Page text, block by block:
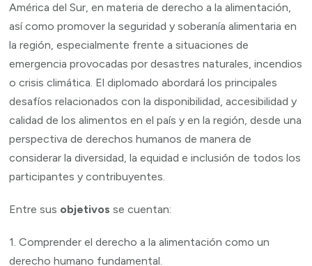
América del Sur, en materia de derecho a la alimentación,
así como promover la seguridad y soberanía alimentaria en
la región, especialmente frente a situaciones de
emergencia provocadas por desastres naturales, incendios
o crisis climática. El diplomado abordará los principales
desafíos relacionados con la disponibilidad, accesibilidad y
calidad de los alimentos en el país y en la región, desde una
perspectiva de derechos humanos de manera de
considerar la diversidad, la equidad e inclusión de todos los
participantes y contribuyentes.
Entre sus objetivosse cuentan:
1. Comprender el derecho a la alimentación como un
derecho humano fundamental.